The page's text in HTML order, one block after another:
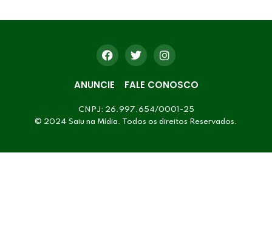
ANUNCIE FALE CONOSCO
CNPJ: 26.997.654/0001-25
© 2024 Saiu na Mídia. Todos os direitos Reservados.